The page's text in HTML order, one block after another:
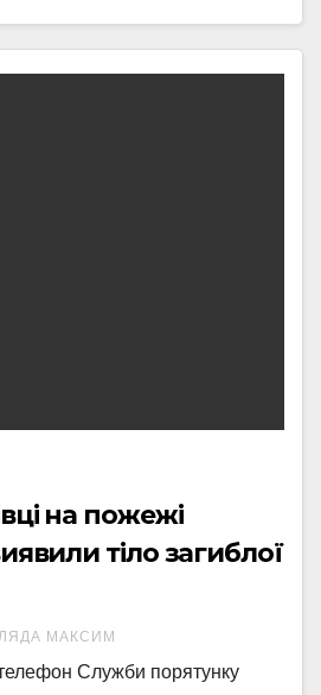
на пожежі
тіло загиблої
МАКСИМ
Служби порятунку